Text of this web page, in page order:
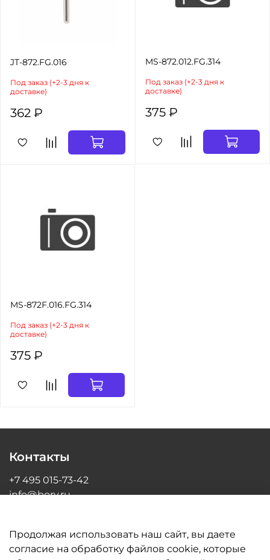
JT-872.FG.016
Под заказ (+2-3 дня к
доставке)
362 ₽
MS-872.012.FG.314
Под заказ (+2-3 дня к
доставке)
375 ₽
MS-872F.016.FG.314
Под заказ (+2-3 дня к
доставке)
375 ₽
Контакты
+7 495 015-73-42
info@bory.ru
Продолжая использовать наш сайт, вы даете
согласие на обработку файлов cookie, которые